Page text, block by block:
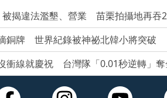
被揭違法濫墾、營業 苗栗拍攝地再吞
銅牌 世界紀錄被神祕北韓小將突破
衝線就慶祝 台灣隊「0.01秒逆轉」奪